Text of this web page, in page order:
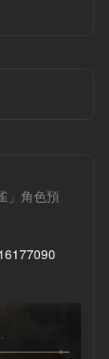
」角色預